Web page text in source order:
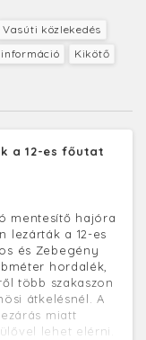
Vasúti közlekedés
információ
Kikötő
a 12-es főutat
mentesítő hajóra
lezárták a 12-es
és Zebegény
hordalék,
több szakaszon
átkelésnél. A
miatt
lehet elérni.